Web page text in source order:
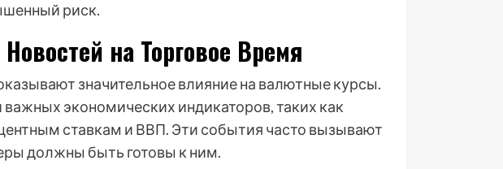
риск.
на Торговое Время
значительное влияние на валютные курсы.
экономических индикаторов, таких как
ставкам и ВВП. Эти события часто вызывают
должны быть готовы к ним.